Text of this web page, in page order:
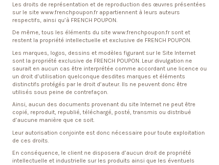
Les droits de représentation et de reproduction des œuvres présentées
sur le site www.frenchpoupon.fr appartiennent à leurs auteurs
respectifs, ainsi qu’à FRENCH POUPON.
De même, tous les éléments du site www.frenchpoupon.fr sont et
restent la propriété intellectuelle et exclusive de FRENCH POUPON.
Les marques, logos, dessins et modèles figurant sur le Site Internet
sont la propriété exclusive de FRENCH POUPON. Leur divulgation ne
saurait en aucun cas être interprétée comme accordant une licence ou
un droit d’utilisation quelconque desdites marques et éléments
distinctifs protégés par le droit d’auteur. Ils ne peuvent donc être
utilisés sous peine de contrefaçon.
Ainsi, aucun des documents provenant du site Internet ne peut être
copié, reproduit, republié, téléchargé, posté, transmis ou distribué
d’aucune manière que ce soit.
Leur autorisation conjointe est donc nécessaire pour toute exploitation
de ces droits.
En conséquence, le client ne disposera d’aucun droit de propriété
intellectuelle et industrielle sur les produits ainsi que les éventuels